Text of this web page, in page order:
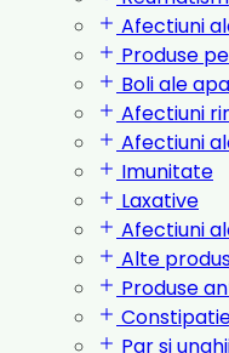
Afectiuni
Produse
Boli ale
Afectiuni
Afectiuni
Imunitate
Laxative
Afectiuni
Alte
Produse
Par si